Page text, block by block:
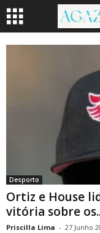
Desporto
Ortiz e House
vitória sobre
Priscilla Lima - 27 Junho